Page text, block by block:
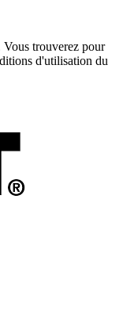
Vous trouverez pour
d'utilisation du